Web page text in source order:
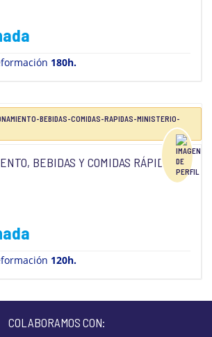
180h.
BEBIDAS Y COMIDAS RÁPIDAS
120h.
COLABORAMOS CON: